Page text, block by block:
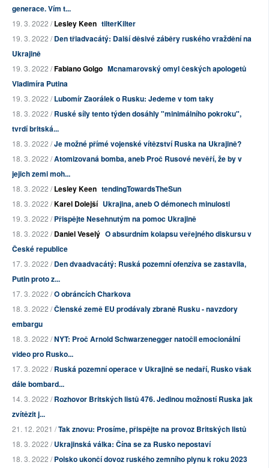
generace. Vím t...
19. 3. 2022 /Lesley Keen tilterKilter
19. 3. 2022 /Den třiadvacátý: Další děsivé záběry ruského vraždění na
Ukrajině
19. 3. 2022 /Fabiano Golgo Mcnamarovský omyl českých apologetů
Vladimíra Putina
19. 3. 2022 /Lubomír Zaorálek o Rusku: Jedeme v tom taky
18. 3. 2022 /Ruské síly tento týden dosáhly "minimálního pokroku",
tvrdí britská...
18. 3. 2022 /Je možné přímé vojenské vítězství Ruska na Ukrajině?
18. 3. 2022 /Atomizovaná bomba, aneb Proč Rusové nevěří, že by v
jejich zemi moh...
18. 3. 2022 /Lesley Keen tendingTowardsTheSun
18. 3. 2022 /Karel Dolejší Ukrajina, aneb O démonech minulosti
19. 3. 2022 /Přispějte Nesehnutým na pomoc Ukrajině
18. 3. 2022 /Daniel Veselý O absurdním kolapsu veřejného diskursu v
České republice
17. 3. 2022 /Den dvaadvacátý: Ruská pozemní ofenzíva se zastavila,
Putin proto z...
17. 3. 2022 /O obráncích Charkova
18. 3. 2022 /Členské země EU prodávaly zbraně Rusku - navzdory
embargu
18. 3. 2022 /NYT: Proč Arnold Schwarzenegger natočil emocionální
video pro Rusko...
17. 3. 2022 /Ruská pozemní operace v Ukrajině se nedaří, Rusko však
dále bombard...
14. 3. 2022 /Rozhovor Britských listů 476. Jedinou možností Ruska jak
zvítězit j...
21. 12. 2021 /Tak znovu: Prosíme, přispějte na provoz Britských listů
18. 3. 2022 /Ukrajinská válka: Čína se za Rusko nepostaví
18. 3. 2022 /Polsko ukončí dovoz ruského zemního plynu k roku 2023